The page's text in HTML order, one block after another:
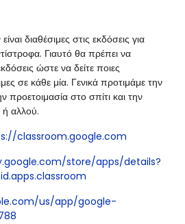
διαθέσιμες στις εκδόσεις για
Γιαυτό θα πρέπει να
ώστε να δείτε ποιες
σε κάθε μία. Γενικά προτιμάμε την
προετοιμασία στο σπίτι και την
ή αλλού.
classroom.google.com
store/apps/details?
us/app/google-